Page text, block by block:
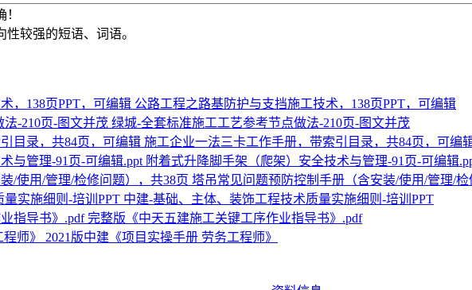
较强的短语、词语。
公路工程之路基防护与支挡施工技术，138页PPT，可编辑
绿城-全套标准施工工艺参考节点做法-210页-图文并茂
施工企业一法三卡工作手册，带索引目录，共84页，可编
附着式升降脚手架（爬架）安全技术与管理-91页-可编辑
塔吊常见问题预防控制手册（含安装/使用/管理/检
中建-基础、主体、装饰工程技术质量实施细则-培训PPT
完整版《中天五建施工关键工序作业指导书》.pdf
2021版中建《项目实操手册 劳务工程师》